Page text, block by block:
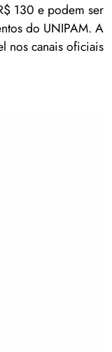
130 e podem ser
do UNIPAM. A
nos canais oficiais